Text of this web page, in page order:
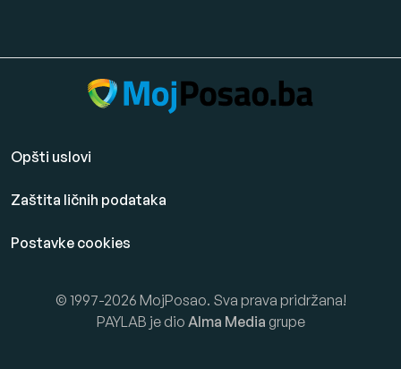
Opšti uslovi
Zaštita ličnih podataka
Postavke cookies
© 1997-2026 MojPosao. Sva prava pridržana!
PAYLAB je dio Alma Media grupe